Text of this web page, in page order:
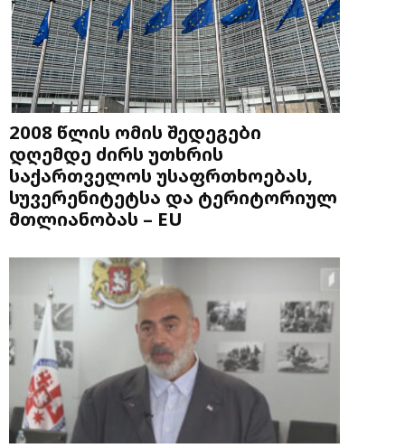
2008 წლის ომის შედეგები
დღემდე ძირს უთხრის
საქართველოს უსაფრთხოებას,
სუვერენიტეტსა და ტერიტორიულ
მთლიანობას – EU